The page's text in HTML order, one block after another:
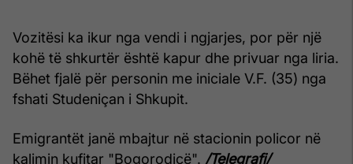
Vozitësi ka ikur nga vendi i ngjarjes, por për një
kohë të shkurtër është kapur dhe privuar nga liria.
Bëhet fjalë për personin me iniciale V.F. (35) nga
fshati Studeniçan i Shkupit.
Emigrantët janë mbajtur në stacionin policor në
kalimin kufitar "Bogorodicë". /Telegrafi/